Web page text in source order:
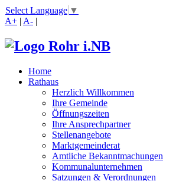
Select Language ▼
A+ | A- |
Home
Rathaus
Herzlich Willkommen
Ihre Gemeinde
Öffnungszeiten
Ihre Ansprechpartner
Stellenangebote
Marktgemeinderat
Amtliche Bekanntmachungen
Kommunalunternehmen
Satzungen & Verordnungen